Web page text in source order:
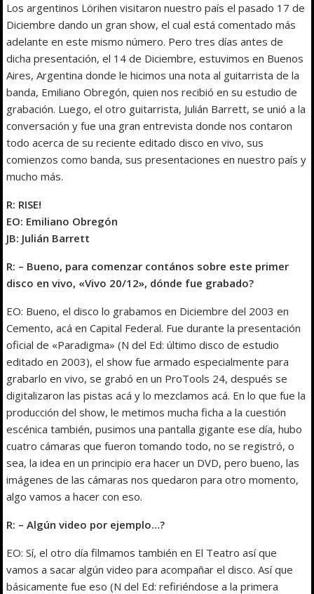
Los argentinos Lörihen visitaron nuestro país el pasado 17 de
Diciembre dando un gran show, el cual está comentado más
adelante en este mismo número. Pero tres días antes de
dicha presentación, el 14 de Diciembre, estuvimos en Buenos
Aires, Argentina donde le hicimos una nota al guitarrista de la
banda, Emiliano Obregón, quien nos recibió en su estudio de
grabación. Luego, el otro guitarrista, Julián Barrett, se unió a la
conversación y fue una gran entrevista donde nos contaron
todo acerca de su reciente editado disco en vivo, sus
comienzos como banda, sus presentaciones en nuestro país y
mucho más.
R: RISE!
EO: Emiliano Obregón
JB: Julián Barrett
R: – Bueno, para comenzar contános sobre este primer
disco en vivo, «Vivo 20/12», dónde fue grabado?
EO: Bueno, el disco lo grabamos en Diciembre del 2003 en
Cemento, acá en Capital Federal. Fue durante la presentación
oficial de «Paradigma» (N del Ed: último disco de estudio
editado en 2003), el show fue armado especialmente para
grabarlo en vivo, se grabó en un ProTools 24, después se
digitalizaron las pistas acá y lo mezclamos acá. En lo que fue la
producción del show, le metimos mucha ficha a la cuestión
escénica también, pusimos una pantalla gigante ese día, hubo
cuatro cámaras que fueron tomando todo, no se registró, o
sea, la idea en un principio era hacer un DVD, pero bueno, las
imágenes de las cámaras nos quedaron para otro momento,
algo vamos a hacer con eso.
R: – Algún video por ejemplo…?
EO: Sí, el otro día filmamos también en El Teatro así que
vamos a sacar algún video para acompañar el disco. Así que
básicamente fue eso (N del Ed: refiriéndose a la primera